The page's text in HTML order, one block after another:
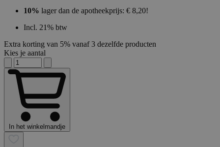
10% lager dan de apotheekprijs: € 8,20!
Incl. 21% btw
Extra korting van 5% vanaf 3 dezelfde producten
Kies je aantal
In het winkelmandje